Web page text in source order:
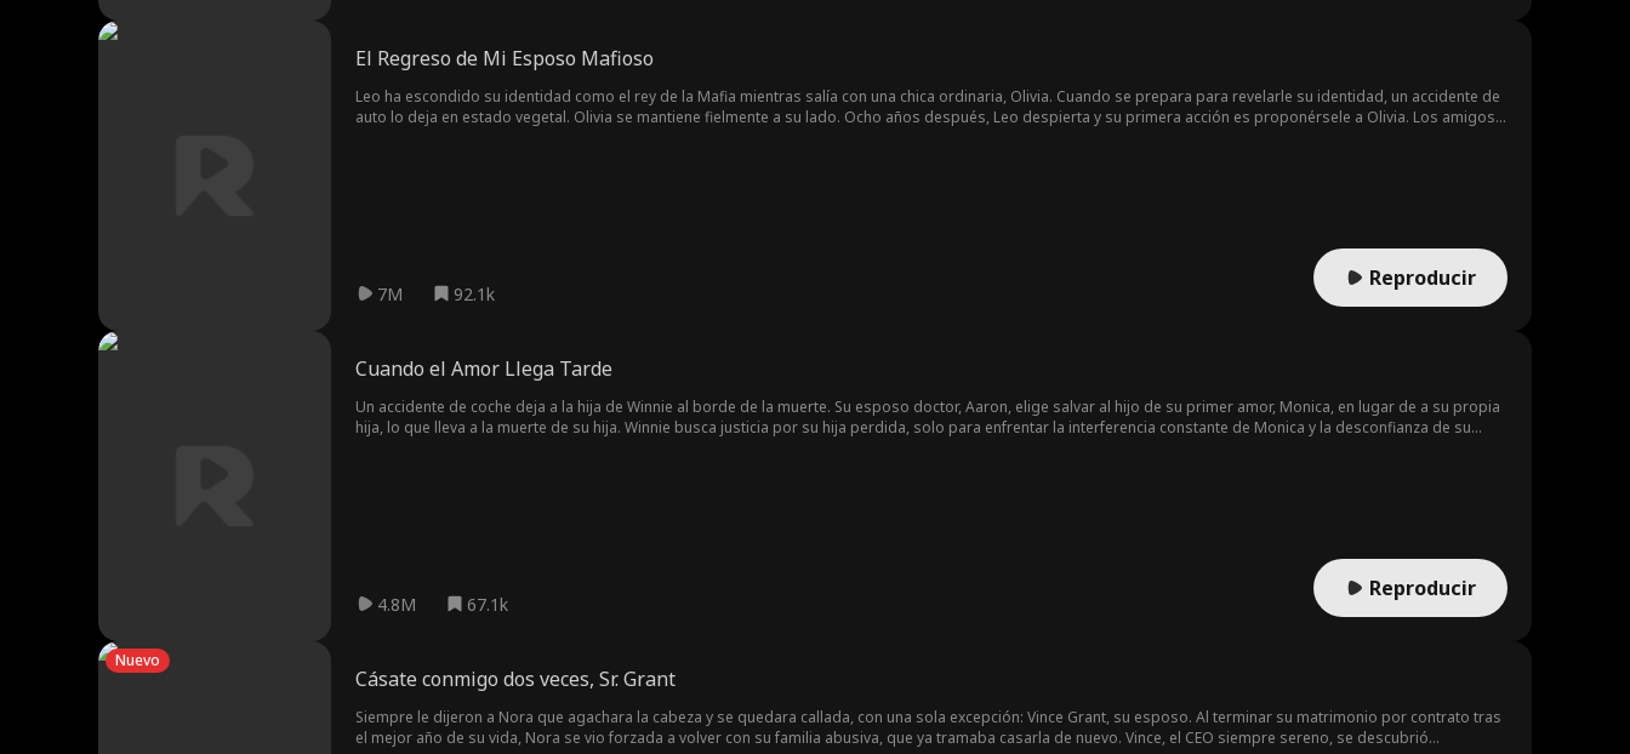
El Regreso de Mi Esposo Mafioso
Leo ha escondido su identidad como el rey de la Mafia mientras salía con una chica ordinaria, Olivia. Cuando se prepara para revelarle su identidad, un accidente de
auto lo deja en estado vegetal. Olivia se mantiene fielmente a su lado. Ocho años después, Leo despierta y su primera acción es proponérsele a Olivia. Los amigos y
7M 92.1k
Reproducir
Cuando el Amor Llega Tarde
Un accidente de coche deja a la hija de Winnie al borde de la muerte. Su esposo doctor, Aaron, elige salvar al hijo de su primer amor, Monica, en lugar de a su propia
hija, lo que lleva a la muerte de su hija. Winnie busca justicia por su hija perdida, solo para enfrentar la interferencia constante de Monica y la desconfianza de su
4.8M 67.1k
Reproducir
Nuevo
Cásate conmigo dos veces, Sr. Grant
Siempre le dijeron a Nora que agachara la cabeza y se quedara callada, con una sola excepción: Vince Grant, su esposo. Al terminar su matrimonio por contrato tras
el mejor año de su vida, Nora se vio forzada a volver con su familia abusiva, que ya tramaba casarla de nuevo. Vince, el CEO siempre sereno, se descubrió